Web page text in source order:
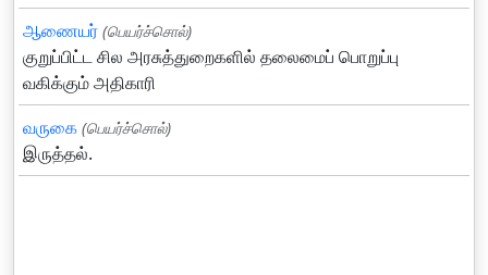
ஆணையர் (பெயர்ச்சொல்)
குறுப்பிட்ட சில அரசுத்துறைகளில் தலைமைப் பொறுப்பு
வகிக்கும் அதிகாரி
வருகை (பெயர்ச்சொல்)
இருத்தல்.